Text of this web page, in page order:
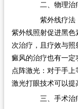
二、物理治
紫外线疗法：
紫外线照射促进黑
次治疗，且疗效与
癜风的治疗也有一定
点阵激光：对于手
激光打眼技术可以提
三、手术治